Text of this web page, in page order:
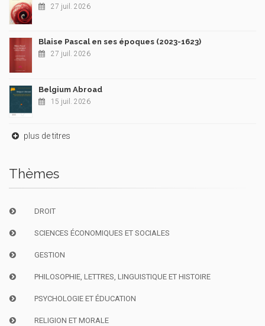
27 juil. 2026
Blaise Pascal en ses époques (2023-1623)
27 juil. 2026
Belgium Abroad
15 juil. 2026
plus de titres
Thèmes
DROIT
SCIENCES ÉCONOMIQUES ET SOCIALES
GESTION
PHILOSOPHIE, LETTRES, LINGUISTIQUE ET HISTOIRE
PSYCHOLOGIE ET ÉDUCATION
RELIGION ET MORALE